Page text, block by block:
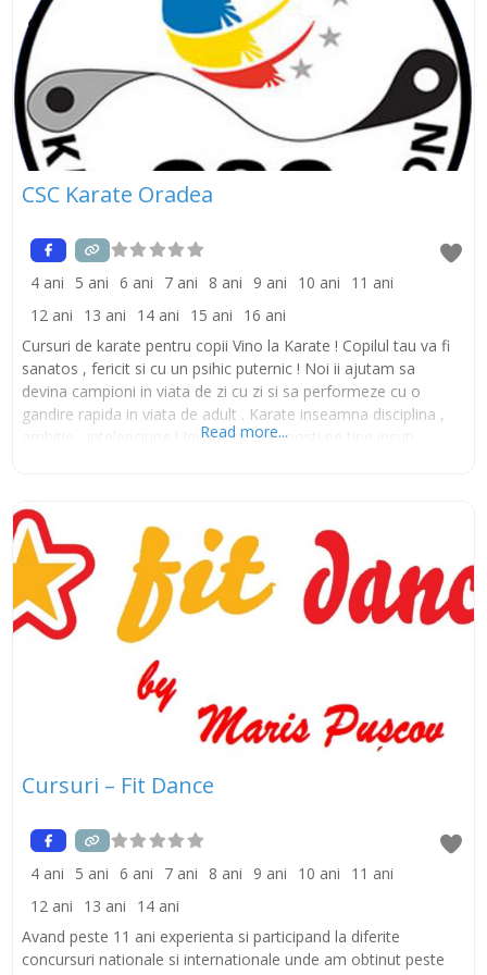
CSC Karate Oradea
4 ani 5 ani 6 ani 7 ani 8 ani 9 ani 10 ani
11 ani
12 ani
13 ani 14 ani 15 ani
16 ani
Cursuri de karate pentru copii Vino la Karate ! Copilul tau va fi
sanatos , fericit si cu un psihic puternic ! Noi ii ajutam sa
devina campioni in viata de zi cu zi si sa performeze cu o
gandire rapida in viata de adult . Karate inseamna disciplina ,
ambitie , intelepciune ! Invata sa te cunosti pe tine insuti
14 ( Aproape de Bazinul Olimpic )
Read more...
Cursuri – Fit Dance
4 ani 5 ani 6 ani 7 ani 8 ani 9 ani 10 ani
11 ani
12 ani
13 ani
14 ani
Avand peste 11 ani experienta si participand la diferite
concursuri nationale si internationale unde am obtinut peste